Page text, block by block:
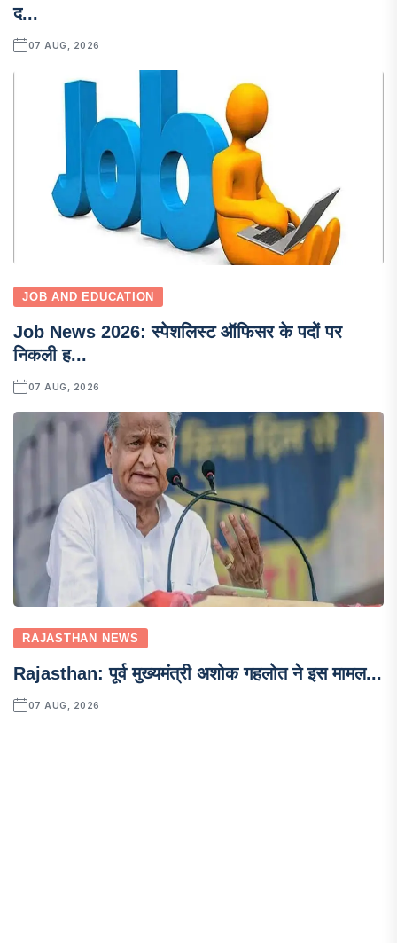
द...
07 AUG, 2026
JOB AND EDUCATION
Job News 2026: स्पेशलिस्ट ऑफिसर के पदों पर
निकली ह...
07 AUG, 2026
RAJASTHAN NEWS
Rajasthan: पूर्व मुख्यमंत्री अशोक गहलोत ने इस मामल...
07 AUG, 2026